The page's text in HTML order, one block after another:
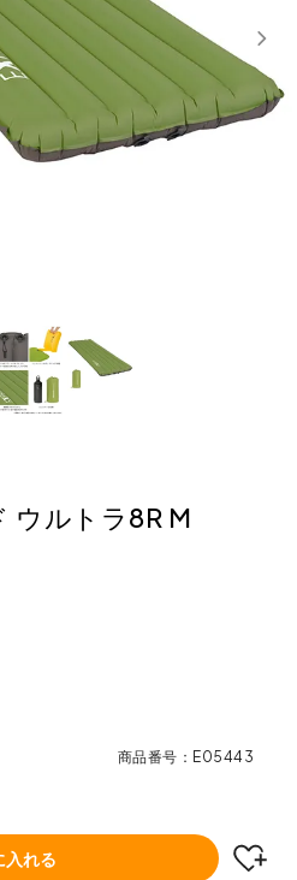
ウルトラ8R M
商品番号 E05443
入れる